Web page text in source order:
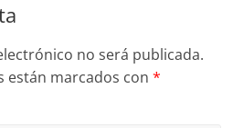
no será publicada.
están marcados con*